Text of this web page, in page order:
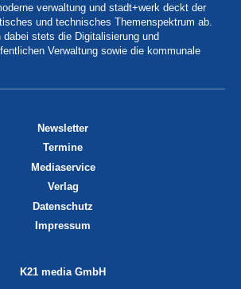
verwaltung und stadt+werk deckt der
und technisches Themenspektrum ab.
stets die Digitalisierung und
Verwaltung sowie die kommunale
Newsletter
Termine
Mediaservice
Verlag
Datenschutz
Impressum
K21 media GmbH